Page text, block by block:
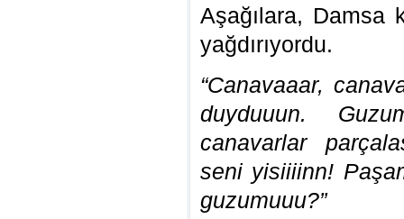
Aşağılara, Damsa
yağdırıyordu.
“Canavaaar,
duyduuun.
canavarlar
seni yisiiiinn!
guzumuuu?”